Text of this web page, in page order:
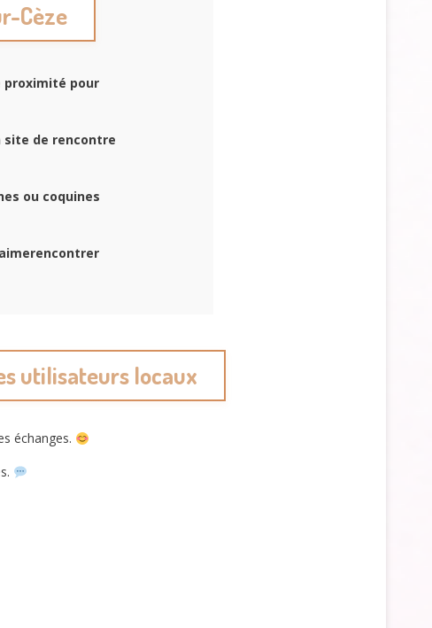
Cèze
proximité pour
site de rencontre
ou coquines
utilisateurs locaux
échanges.